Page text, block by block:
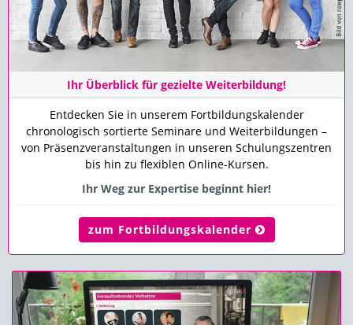
Ihr Überblick für gezielte Weiterbildung!
Entdecken Sie in unserem Fortbildungskalender
chronologisch sortierte Seminare und Weiterbildungen –
von Präsenzveranstaltungen in unseren Schulungszentren
bis hin zu flexiblen Online-Kursen.
Ihr Weg zur Expertise beginnt hier!
zum Fortbildungskalender